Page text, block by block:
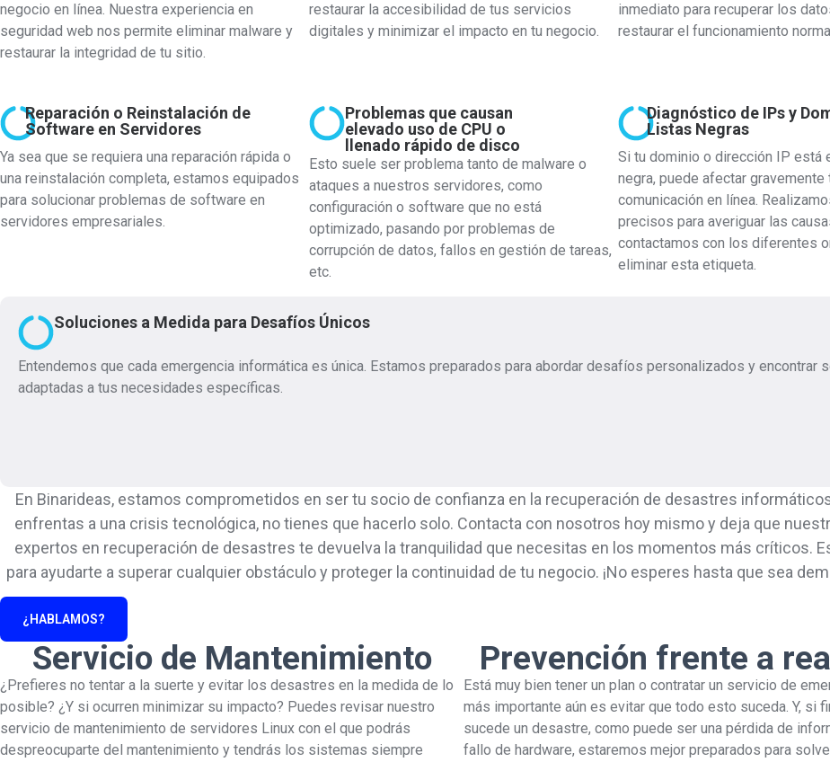
negocio en línea. Nuestra experiencia en
seguridad web nos permite eliminar malware y
restaurar la integridad de tu sitio.
restaurar la accesibilidad de tus servicios
digitales y minimizar el impacto en tu negocio.
inmediato para recuperar los
restaurar el funcionamiento
Reparación o Reinstalación de
Software en Servidores
Ya sea que se requiera una reparación rápida o
una reinstalación completa, estamos equipados
para solucionar problemas de software en
servidores empresariales.
Problemas que causan
elevado uso de CPU o
llenado rápido de disco
Esto suele ser problema tanto de malware o
ataques a nuestros servidores, como
configuración o software que no está
optimizado, pasando por problemas de
corrupción de datos, fallos en gestión de tareas,
etc.
Diagnóstico de IPs y
Listas Negras
Si tu dominio o dirección IP está
negra, puede afectar gravemente
comunicación en línea.
precisos para averiguar las
contactamos con los diferentes
eliminar esta etiqueta.
Soluciones a Medida para Desafíos Únicos
Entendemos que cada emergencia informática es única. Estamos preparados para abordar desafíos personalizados y encontrar
adaptadas a tus necesidades específicas.
En Binarideas, estamos comprometidos en ser tu socio de confianza en la recuperación de desastres
enfrentas a una crisis tecnológica, no tienes que hacerlo solo. Contacta con nosotros hoy mismo y deja que
expertos en recuperación de desastres te devuelva la tranquilidad que necesitas en los momentos más críticos.
para ayudarte a superar cualquier obstáculo y proteger la continuidad de tu negocio. ¡No esperes hasta que sea
¿HABLAMOS?
Servicio de Mantenimiento
¿Prefieres no tentar a la suerte y evitar los desastres en la medida de lo
posible? ¿Y si ocurren minimizar su impacto? Puedes revisar nuestro
servicio de mantenimiento de servidores Linux con el que podrás
despreocuparte del mantenimiento y tendrás los sistemas siempre
Prevención frente a
Está muy bien tener un plan o contratar un servicio de
más importante aún es evitar que todo esto suceda. Y, si
sucede un desastre, como puede ser una pérdida de
fallo de hardware, estaremos mejor preparados para